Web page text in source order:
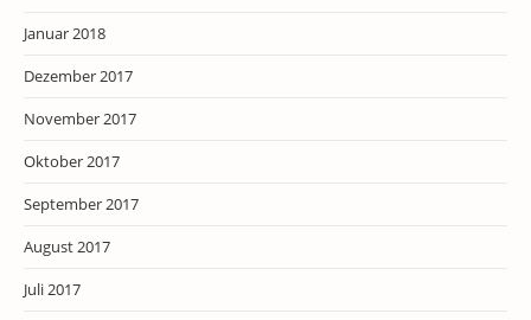
Januar 2018
Dezember 2017
November 2017
Oktober 2017
September 2017
August 2017
Juli 2017